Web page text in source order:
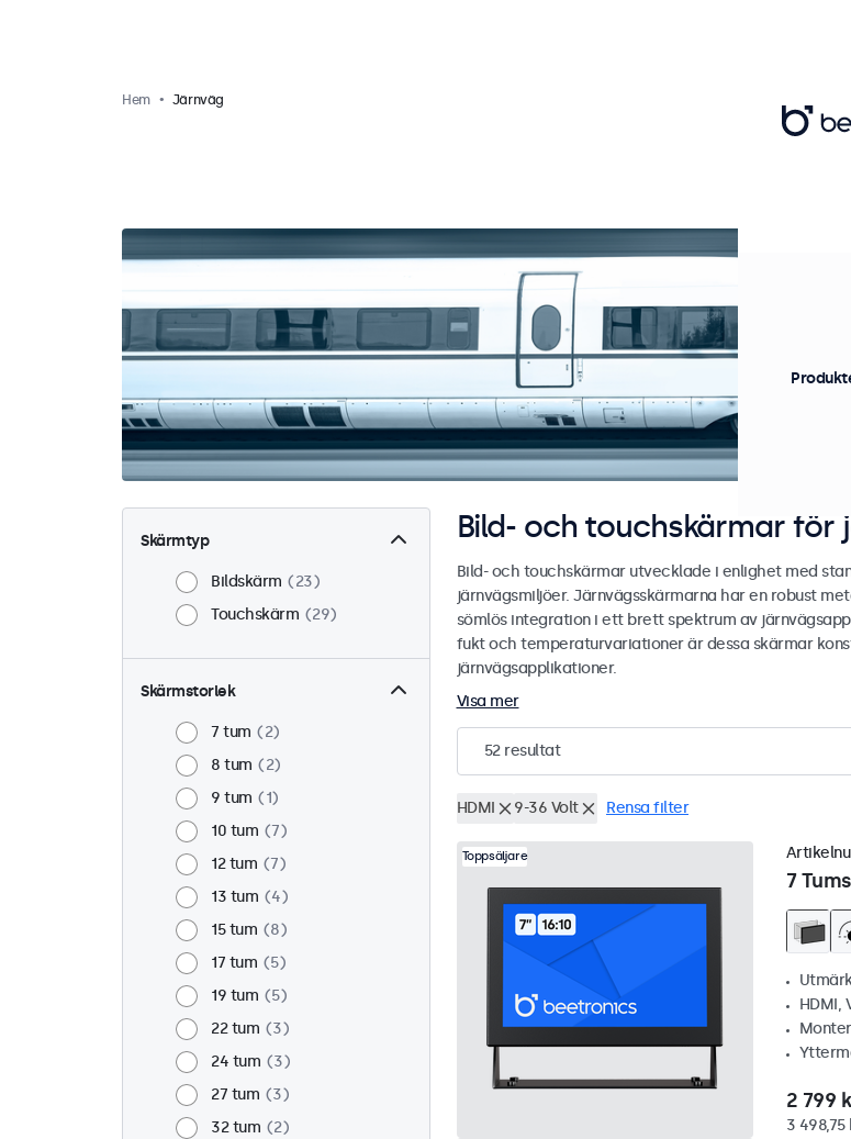
Hem Järnväg
Skärmtyp
Bildskärm
23
Touchskärm
29
Skärmstorlek
7 tum
2
8 tum
2
9 tum
1
10 tum
7
12 tum
7
13 tum
4
15 tum
8
17 tum
5
19 tum
5
22 tum
3
24 tum
3
27 tum
3
32 tum
2
Bild- och touchskärmar för
Bild- och touchskärmar utvecklade i enlighet med
järnvägsmiljöer. Järnvägsskärmarna har en robust
sömlös integration i ett brett spektrum av
fukt och temperaturvariationer är dessa skärmar
järnvägsapplikationer.
Visa mer
52resultat
HDMI 9-36 Volt Rensa filter
Toppsäljare
7
HDMI,
2 799
3